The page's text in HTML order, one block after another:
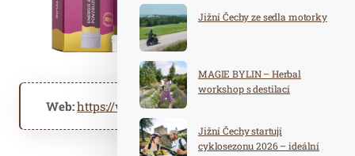
Web:https://www.saloos.cz
Jižní Čechy ze sedla motorky
MAGIE BYLIN – Herbal
workshop s destilací
Jižní Čechy startují
cyklosezonu 2026 – ideální